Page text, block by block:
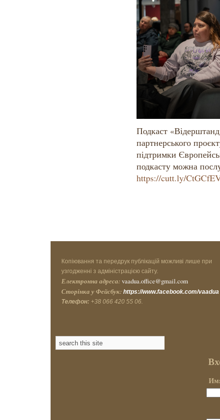
Подкаст
партнерського
підтримки
подкасту можна
https://cutt.ly/
Копіювання та передрук публікацій можливі лише при
узгодженні з адміністрацією сайту.
Електронна адреса: vaadua.office@gmail.com
Сторінка у Фейсбук: https://www.facebook.com/vaadua
Телефон: +38 066 420 55 06.